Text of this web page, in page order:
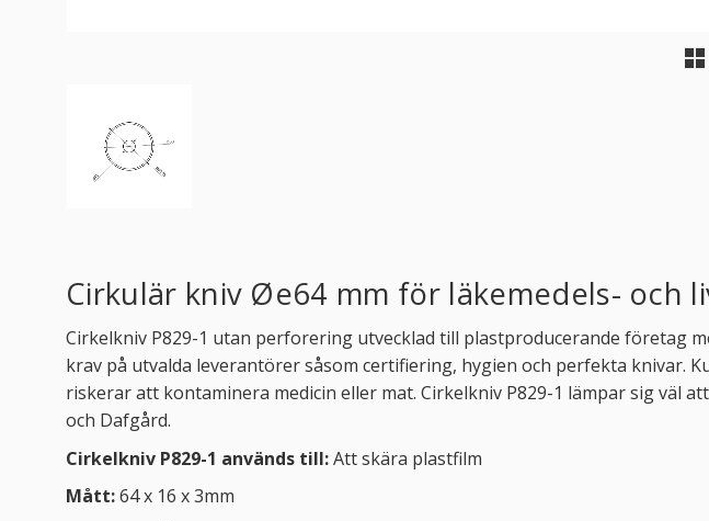
Cirkulär kniv Øe64 mm för läkemedels- och
Cirkelkniv P829-1 utan perforering utvecklad till plastproducerande företag
krav på utvalda leverantörer såsom certifiering, hygien och perfekta knivar.
riskerar att kontaminera medicin eller mat. Cirkelkniv P829-1 lämpar sig väl
och Dafgård.
Cirkelkniv P829-1 används till:Att skära plastfilm
Mått:64 x 16 x 3mm